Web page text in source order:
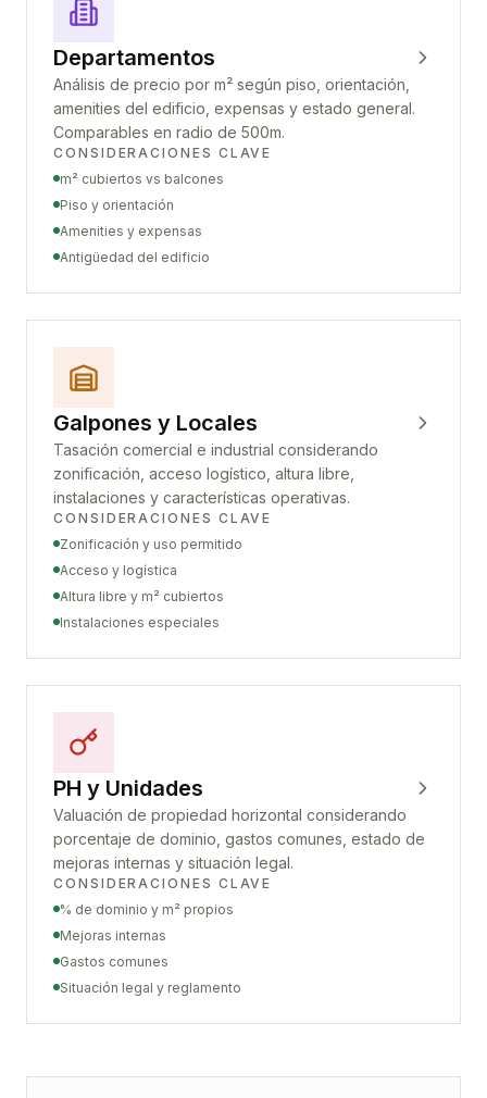
Departamentos
Análisis de precio por m² según piso, orientación,
amenities del edificio, expensas y estado general.
Comparables en radio de 500m.
CONSIDERACIONES CLAVE
m² cubiertos vs balcones
Piso y orientación
Amenities y expensas
Antigüedad del edificio
Galpones y Locales
Tasación comercial e industrial considerando
zonificación, acceso logístico, altura libre,
instalaciones y características operativas.
CONSIDERACIONES CLAVE
Zonificación y uso permitido
Acceso y logística
Altura libre y m² cubiertos
Instalaciones especiales
PH y Unidades
Valuación de propiedad horizontal considerando
porcentaje de dominio, gastos comunes, estado de
mejoras internas y situación legal.
CONSIDERACIONES CLAVE
% de dominio y m² propios
Mejoras internas
Gastos comunes
Situación legal y reglamento